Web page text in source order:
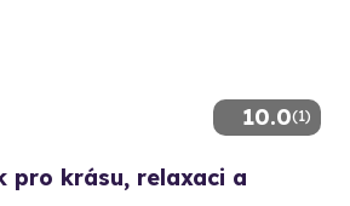
10.0(1)
pro krásu, relaxaci a